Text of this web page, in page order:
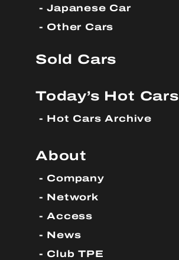
Japanese Car
Other Cars
Sold Cars
Today’s Hot Cars
Hot Cars Archive
About
Company
Network
Access
News
Club TPE